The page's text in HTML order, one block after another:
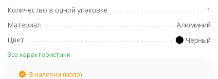
Количество в одной упаковке
1
Материал
Алюминий
Цвет
Черный
Все характеристики
В наличии (мало)